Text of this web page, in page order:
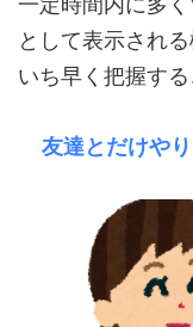
として表示され
いち早く把握する
友達とだけや